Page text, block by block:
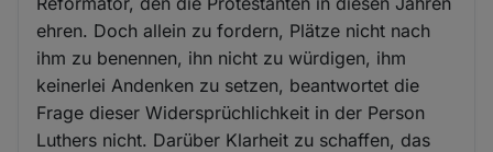
ehren. Doch allein zu fordern, Plätze nicht nach
ihm zu benennen, ihn nicht zu würdigen, ihm
keinerlei Andenken zu setzen, beantwortet die
Frage dieser Widersprüchlichkeit in der Person
Luthers nicht. Darüber Klarheit zu schaffen, das